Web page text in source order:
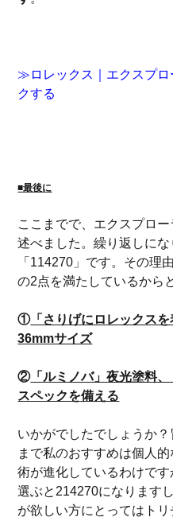
≫ロレックス｜エクスプロ
クする
■最後に
ここまでで、エクスプロ
述べました。繰り返しに
「114270」です。その理
の2点を満たしているから
①「さりげにロレックス
36mmサイズ
②「ルミノバ」夜光塗料
スペックを備える
いかがでしたでしょうか
まで私のおすすめは個人
術が進化しているわけで
選ぶと214270になります
が欲しい方にとってはト